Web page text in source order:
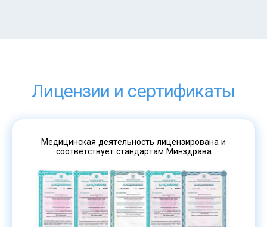
Лицензии и сертификаты
Медицинская деятельность лицензирована и
соответствует стандартам Минздрава